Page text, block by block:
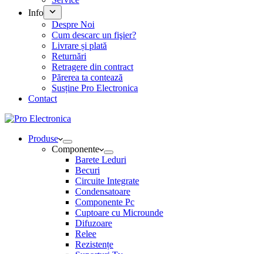
Info
Despre Noi
Cum descarc un fişier?
Livrare și plată
Returnări
Retragere din contract
Părerea ta contează
Susține Pro Electronica
Contact
Produse
Componente
Barete Leduri
Becuri
Circuite Integrate
Condensatoare
Componente Pc
Cuptoare cu Microunde
Difuzoare
Relee
Rezistențe